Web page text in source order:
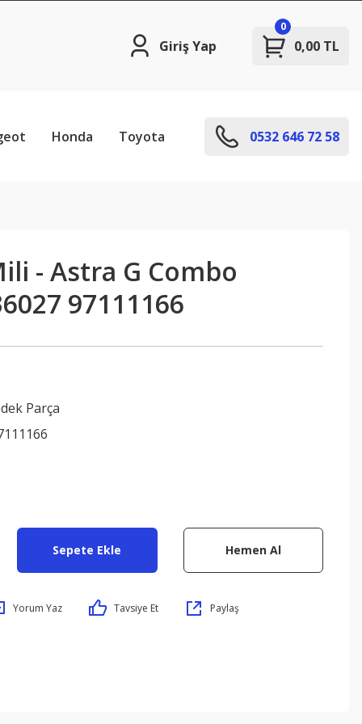
Giriş Yap 0,00 TL
0
Honda Toyota 0532 646 72 58
- Astra G Combo
97111166
Parça
Sepete Ekle Hemen Al
Yorum Yaz Tavsiye Et Paylaş